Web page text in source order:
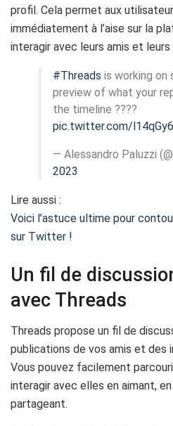
profil. Cela permet aux
immédiatement à l’aise sur la
interagir avec leurs amis et
#Threads is working on
preview of what your
the timeline ????
pic.twitter.com/
— Alessandro Paluzzi
2023
Lire aussi :
Voici l’astuce ultime pour
sur Twitter !
Un fil de
avec Threads
Threads propose un fil de
publications de vos amis et des
Vous pouvez facilement
interagir avec elles en aimant,
partageant.